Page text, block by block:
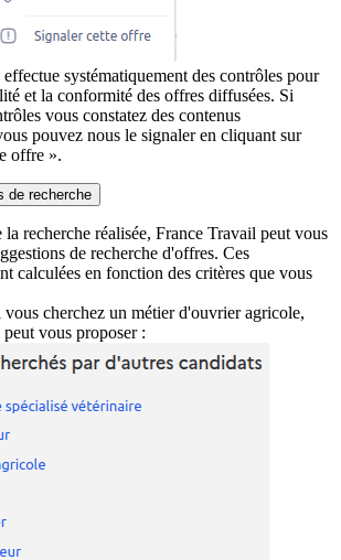
systématiquement des contrôles pour
et la conformité des offres diffusées. Si
vous constatez des contenus
pouvez nous le signaler en cliquant sur
offre ».
de recherche
recherche réalisée, France Travail peut vous
de recherche d'offres. Ces
calculées en fonction des critères que vous
vous cherchez un métier d'ouvrier agricole,
vous proposer :